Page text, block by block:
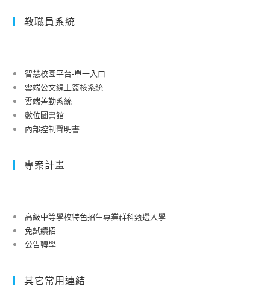
教職員系統
智慧校園平台-單一入口
雲端公文線上簽核系統
雲端差勤系統
數位圖書館
內部控制聲明書
專案計畫
高級中等學校特色招生專業群科甄選入學
免試續招
公告轉學
其它常用連結